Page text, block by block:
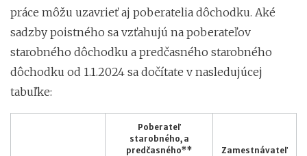
práce môžu uzavrieť aj poberatelia dôchodku. Aké
sadzby poistného sa vzťahujú na poberateľov
starobného dôchodku a predčasného starobného
dôchodku od 1.1.2024 sa dočítate v nasledujúcej
tabuľke:
Poberateľ
starobného, a
predčasného**
Zamestnávateľ